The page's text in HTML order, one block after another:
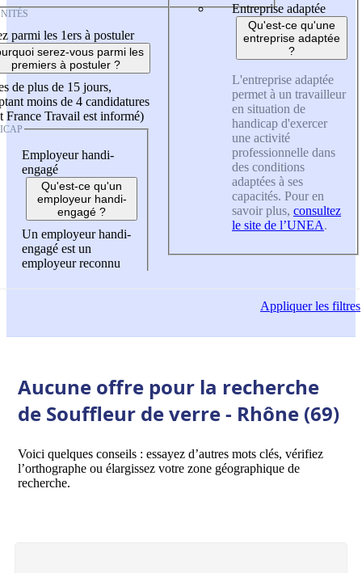
parmi les 1ers à postuler
serez-vous parmi les
premiers à postuler ?
de plus de 15 jours,
moins de 4 candidatures
France Travail est informé)
Employeur handi-
engagé
Qu'est-ce qu'un
employeur handi-
engagé ?
Un employeur handi-
engagé est un
employeur reconnu
Entreprise adaptée
Qu'est-ce qu'une
entreprise adaptée
?
L'entreprise adaptée
permet à un travailleur
en situation de
handicap d'exercer
une activité
professionnelle dans
des conditions
adaptées à ses
capacités. Pour en
savoir plus, consultez
le site de l’UNEA.
Appliquerles filtres
Aucune offre pour la recherche
de Souffleur de verre - Rhône (69)
Voici quelques conseils : essayez d’autres mots clés, vérifiez
l’orthographe ou élargissez votre zone géographique de
recherche.